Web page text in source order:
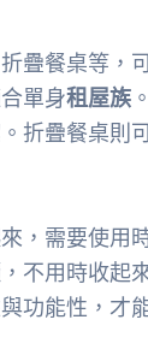
疊餐桌等，
單身租屋族 。
折疊餐桌則
，需要使用
不用時收起
功能性，才